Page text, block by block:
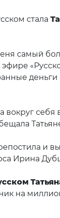
стала
самый
на